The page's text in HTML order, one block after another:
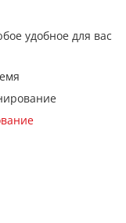
удобное для вас